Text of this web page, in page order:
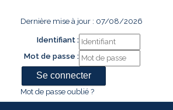
Dernière mise à jour : 07/08/2026
Identifiant :
Mot de passe :
Mot de passe oublié ?